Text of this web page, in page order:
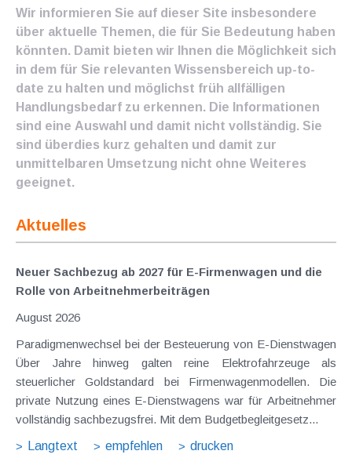
Wir informieren Sie auf dieser Site insbesondere
über aktuelle Themen, die für Sie Bedeutung haben
könnten. Damit bieten wir Ihnen die Möglichkeit sich
in dem für Sie relevanten Wissensbereich up-to-
date zu halten und möglichst früh allfälligen
Handlungsbedarf zu erkennen. Die Informationen
sind eine Auswahl und damit nicht vollständig. Sie
sind überdies kurz gehalten und damit zur
unmittelbaren Umsetzung nicht ohne Weiteres
geeignet.
Aktuelles
Neuer Sachbezug ab 2027 für E-Firmenwagen und die
Rolle von Arbeitnehmer​­beiträgen
August 2026
Paradigmenwechsel bei der Besteuerung von E-Dienstwagen
Über Jahre hinweg galten reine Elektrofahrzeuge als
steuerlicher Goldstandard bei Firmenwagenmodellen. Die
private Nutzung eines E-Dienstwagens war für Arbeitnehmer
vollständig sachbezugsfrei. Mit dem Budgetbegleitgesetz...
Langtext
empfehlen drucken